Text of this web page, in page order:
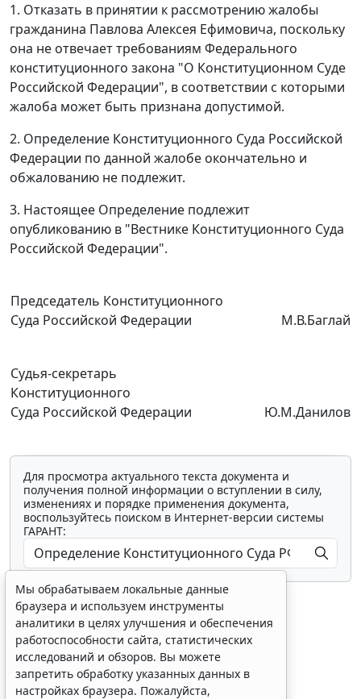
1. Отказать в принятии к рассмотрению жалобы
гражданина Павлова Алексея Ефимовича, поскольку
она не отвечает требованиям Федерального
конституционного закона "О Конституционном Суде
Российской Федерации", в соответствии с которыми
жалоба может быть признана допустимой.
2. Определение Конституционного Суда Российской
Федерации по данной жалобе окончательно и
обжалованию не подлежит.
3. Настоящее Определение подлежит
опубликованию в "Вестнике Конституционного Суда
Российской Федерации".
Председатель Конституционного
Суда Российской Федерации
М.В.Баглай
Судья-секретарь
Конституционного
Суда Российской Федерации
Ю.М.Данилов
Для просмотра актуального текста документа и
получения полной информации о вступлении в силу,
изменениях и порядке применения документа,
воспользуйтесь поиском в Интернет-версии системы
ГАРАНТ:
Показать все материалы
Мы обрабатываем локальные данные
браузера и используем инструменты
аналитики в целях улучшения и обеспечения
работоспособности сайта, статистических
исследований и обзоров. Вы можете
запретить обработку указанных данных в
настройках браузера. Пожалуйста,